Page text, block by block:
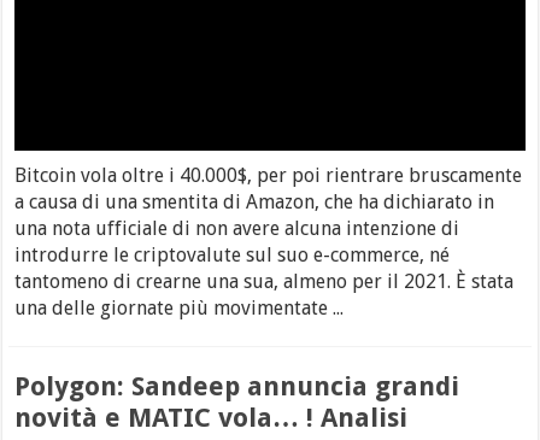
Bitcoin vola oltre i 40.000$, per poi rientrare bruscamente
a causa di una smentita di Amazon, che ha dichiarato in
una nota ufficiale di non avere alcuna intenzione di
introdurre le criptovalute sul suo e-commerce, né
tantomeno di crearne una sua, almeno per il 2021. È stata
una delle giornate più movimentate ...
Polygon: Sandeep annuncia grandi
novità e MATIC vola… ! Analisi